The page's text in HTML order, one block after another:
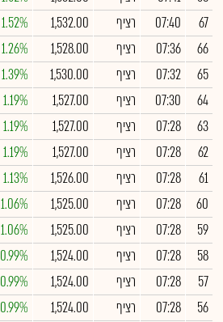
67
07:40 רציף 1,532.00
1.52%
66
07:36 רציף 1,528.00
1.26%
65
07:32 רציף 1,530.00
1.39%
64
07:30 רציף 1,527.00
1.19%
63
07:28 רציף 1,527.00
1.19%
62
07:28 רציף 1,527.00
1.19%
61
07:28 רציף 1,526.00
1.13%
60
07:28 רציף 1,525.00
1.06%
59
07:28 רציף 1,525.00
1.06%
58
07:28 רציף 1,524.00
0.99%
57
07:28 רציף 1,524.00
0.99%
56
07:28 רציף 1,524.00
0.99%